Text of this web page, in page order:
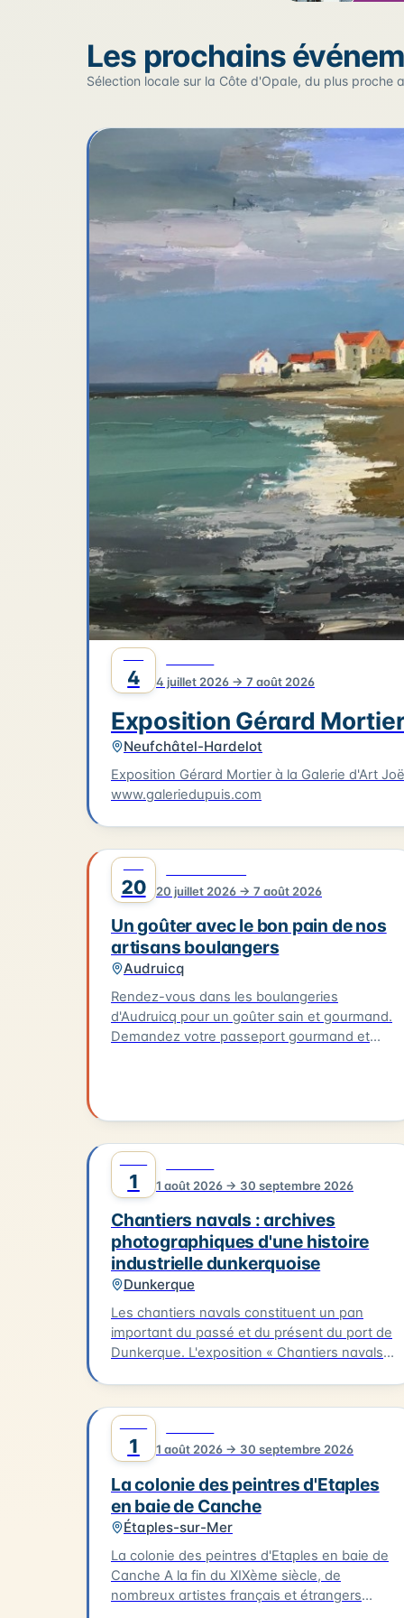
Cliquez sur un pin pour voir l'événement — les
−
Les prochains
Sélection locale sur la Côte d'Opale, du plus proche
4 4 juillet 2026 → 7 août 2026
Exposition Gérard
Neufchâtel-Hardelot
Exposition Gérard Mortier à la Galerie d'Art
www.galeriedupuis.com
20 20 juillet 2026 → 7 août 2026
Un goûter avec le bon pain de nos
artisans boulangers
Audruicq
Rendez-vous dans les boulangeries
d'Audruicq pour un goûter sain et gourmand.
Demandez votre passeport gourmand et
Thédrel à Oye-Plage et Fournil des Deux
Églises à Vieille-Église. Tentez de remporter
notre grand jeu concours en collectant
suffisamment de tampons. La date de cet
événement est le 20/07/2026.
1 1 août 2026 → 30 septembre 2026
Chantiers navals : archives
photographiques d'une histoire
industrielle dunkerquoise
Dunkerque
Les chantiers navals constituent un pan
important du passé et du présent du port de
Dunkerque. L'exposition « Chantiers navals :
clichés issus des collections du musée et
évoque plusieurs grands chantiers : Ziegler,
les Ateliers et Chantiers de France, Béliard &
photographies contemporaines réalisées lors
de la restauration du trois-mâts Duchesse
Anne au chantier Damen.
1 1 août 2026 → 30 septembre 2026
La colonie des peintres d'Etaples
en baie de Canche
Étaples-sur-Mer
La colonie des peintres d'Etaples en baie de
Canche A la fin du XIXème siècle, de
nombreux artistes français et étrangers